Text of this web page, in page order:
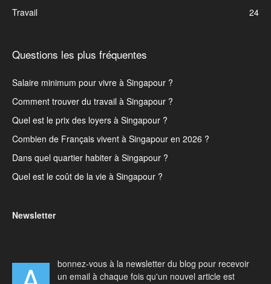
Travail
24
Questions les plus fréquentes
Salaire minimum pour vivre à Singapour ?
Comment trouver du travail à Singapour ?
Quel est le prix des loyers à Singapour ?
Combien de Français vivent à Singapour en 2026 ?
Dans quel quartier habiter à Singapour ?
Quel est le coût de la vie à Singapour ?
Newsletter
bonnez-vous à la newsletter du blog pour recevoir
un email à chaque fois qu'un nouvel article est